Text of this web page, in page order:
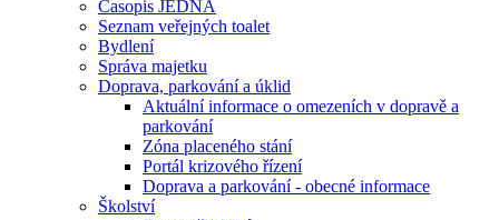
Časopis JEDNA
Seznam veřejných toalet
Bydlení
Správa majetku
Doprava, parkování a úklid
Aktuální informace o omezeních v dopravě a
parkování
Zóna placeného stání
Portál krizového řízení
Doprava a parkování - obecné informace
Školství